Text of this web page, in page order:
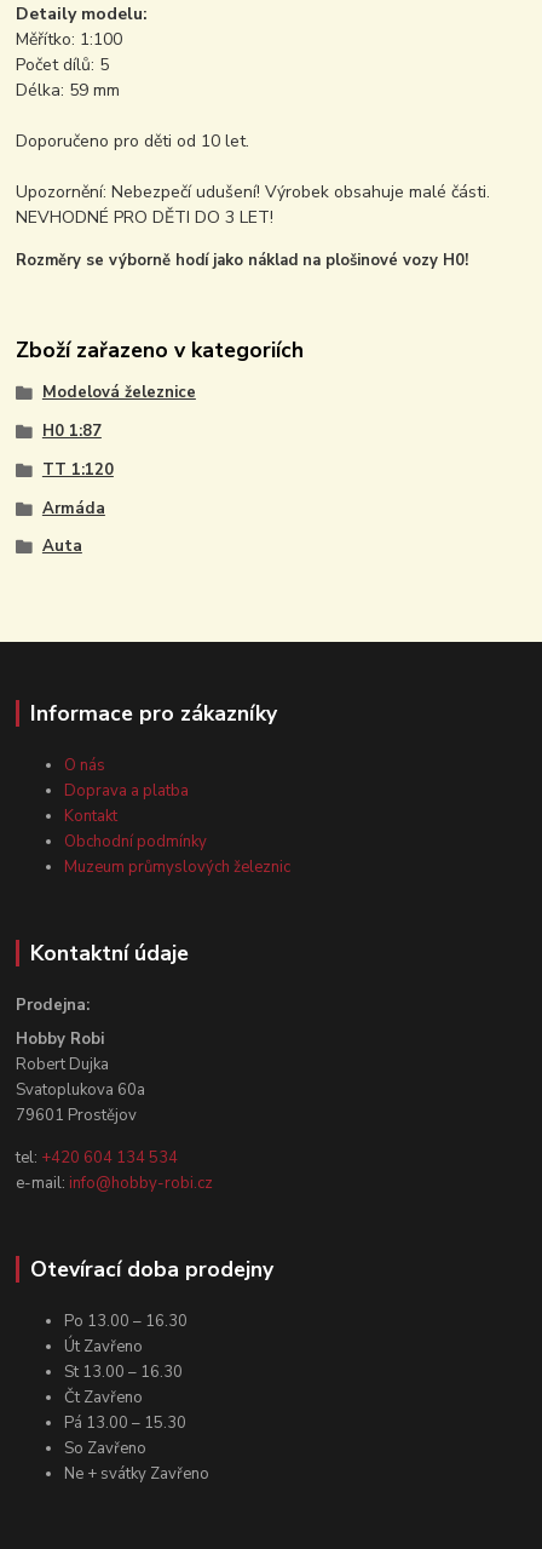
Detaily modelu:
Měřítko: 1:100
Počet dílů: 5
Délka: 59 mm
Doporučeno pro děti od 10 let.
Upozornění: Nebezpečí udušení! Výrobek obsahuje malé části.
NEVHODNÉ PRO DĚTI DO 3 LET!
Rozměry se výborně hodí jako náklad na plošinové vozy H0!
Zboží zařazeno v kategoriích
Modelová železnice
H0 1:87
TT 1:120
Armáda
Auta
Informace pro zákazníky
O nás
Doprava a platba
Kontakt
Obchodní podmínky
Muzeum průmyslových železnic
Kontaktní údaje
Prodejna:
Hobby Robi
Robert Dujka
Svatoplukova 60a
79601 Prostějov
tel: +420 604 134 534
e-mail: info@hobby-robi.cz
Otevírací doba prodejny
Po 13.00 – 16.30
Út Zavřeno
St 13.00 – 16.30
Čt Zavřeno
Pá 13.00 – 15.30
So Zavřeno
Ne + svátky Zavřeno